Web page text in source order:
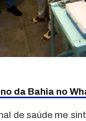
da Bahia no
de saúde me